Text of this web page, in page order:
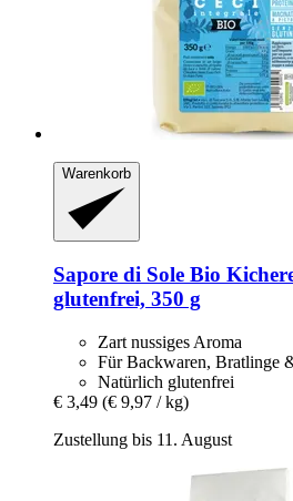
Warenkorb
Sapore di Sole Bio
glutenfrei, 350 g
Zart nussiges Aroma
Für Backwaren, Bratlinge
Natürlich glutenfrei
€ 3,49 (€ 9,97 / kg)
Zustellung bis 11. August